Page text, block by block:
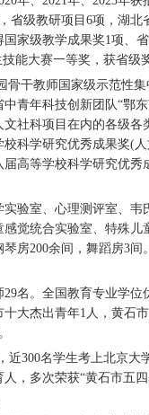
省级教研项目6项，湖
家级教学成果奖1项、
能大赛一等奖，获省级
干教师国家级示范性
青年科技创新团队“鄂
社科项目在内的各级各
科学研究优秀成果奖(
高等学校科学研究优
验室、心理测评室、
觉统合实验室、特殊儿
房200余间，舞蹈房3
名。全国教育专业学
大杰出青年1人，黄石
300名学生考上北京
，多次荣获“黄石市五